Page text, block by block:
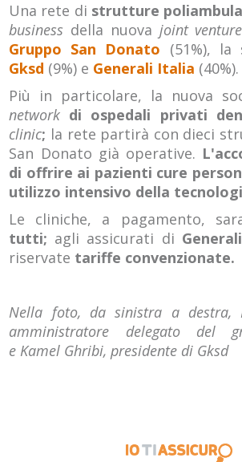
Una rete di strutture
business della nuova joint venture
Gruppo San Donato (51%), la
Gksd (9%) e Generali Italia (40%).
Più in particolare, la nuova
network di ospedali privati
clinic; la rete partirà con dieci
San Donato già operative.
di offrire ai pazienti cure
utilizzo intensivo della
Le cliniche, a pagamento,
tutti; agli assicurati di
riservate tariffe convenzionate.
Nella foto, da sinistra a destra,
amministratore delegato del
e Kamel Ghribi, presidente di Gksd